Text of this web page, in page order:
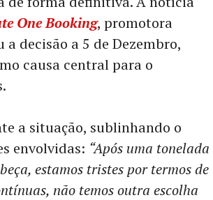
One Booking, promotora
decisão a 5 de Dezembro,
causa central para o
a situação, sublinhando o
envolvidas: “Após uma tonelada
estamos tristes por termos de
não temos outra escolha